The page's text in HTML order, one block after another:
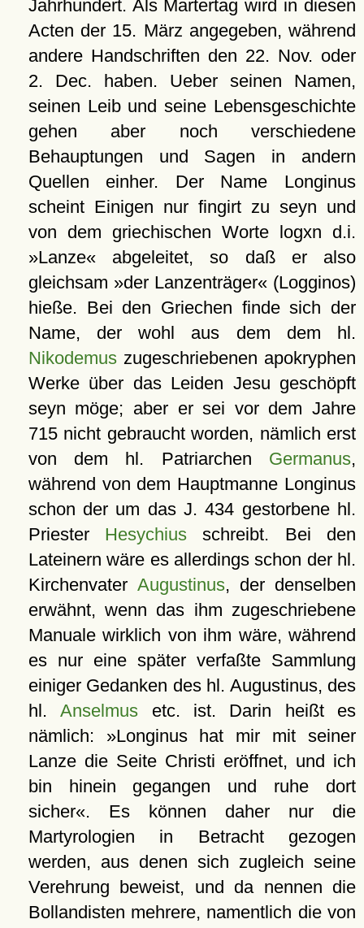
Jahrhundert. Als Martertag wird in diesen
Acten der 15. März angegeben, während
andere Handschriften den 22. Nov. oder
2. Dec. haben. Ueber seinen Namen,
seinen Leib und seine Lebensgeschichte
gehen aber noch verschiedene
Behauptungen und Sagen in andern
Quellen einher. Der Name Longinus
scheint Einigen nur fingirt zu seyn und
von dem griechischen Worte logxn d.i.
»Lanze« abgeleitet, so daß er also
gleichsam »der Lanzenträger« (Logginos)
hieße. Bei den Griechen finde sich der
Name, der wohl aus dem dem hl.
Nikodemuszugeschriebenen apokryphen
Werke über das Leiden Jesu geschöpft
seyn möge; aber er sei vor dem Jahre
715 nicht gebraucht worden, nämlich erst
von dem hl. Patriarchen Germanus,
während von dem Hauptmanne Longinus
schon der um das J. 434 gestorbene hl.
Priester Hesychius schreibt. Bei den
Lateinern wäre es allerdings schon der hl.
Kirchenvater Augustinus, der denselben
erwähnt, wenn das ihm zugeschriebene
Manuale wirklich von ihm wäre, während
es nur eine später verfaßte Sammlung
einiger Gedanken des hl. Augustinus, des
hl.Anselmus etc. ist. Darin heißt es
nämlich: »Longinus hat mir mit seiner
Lanze die Seite Christi eröffnet, und ich
bin hinein gegangen und ruhe dort
sicher«. Es können daher nur die
Martyrologien in Betracht gezogen
werden, aus denen sich zugleich seine
Verehrung beweist, und da nennen die
Bollandisten mehrere, namentlich die von